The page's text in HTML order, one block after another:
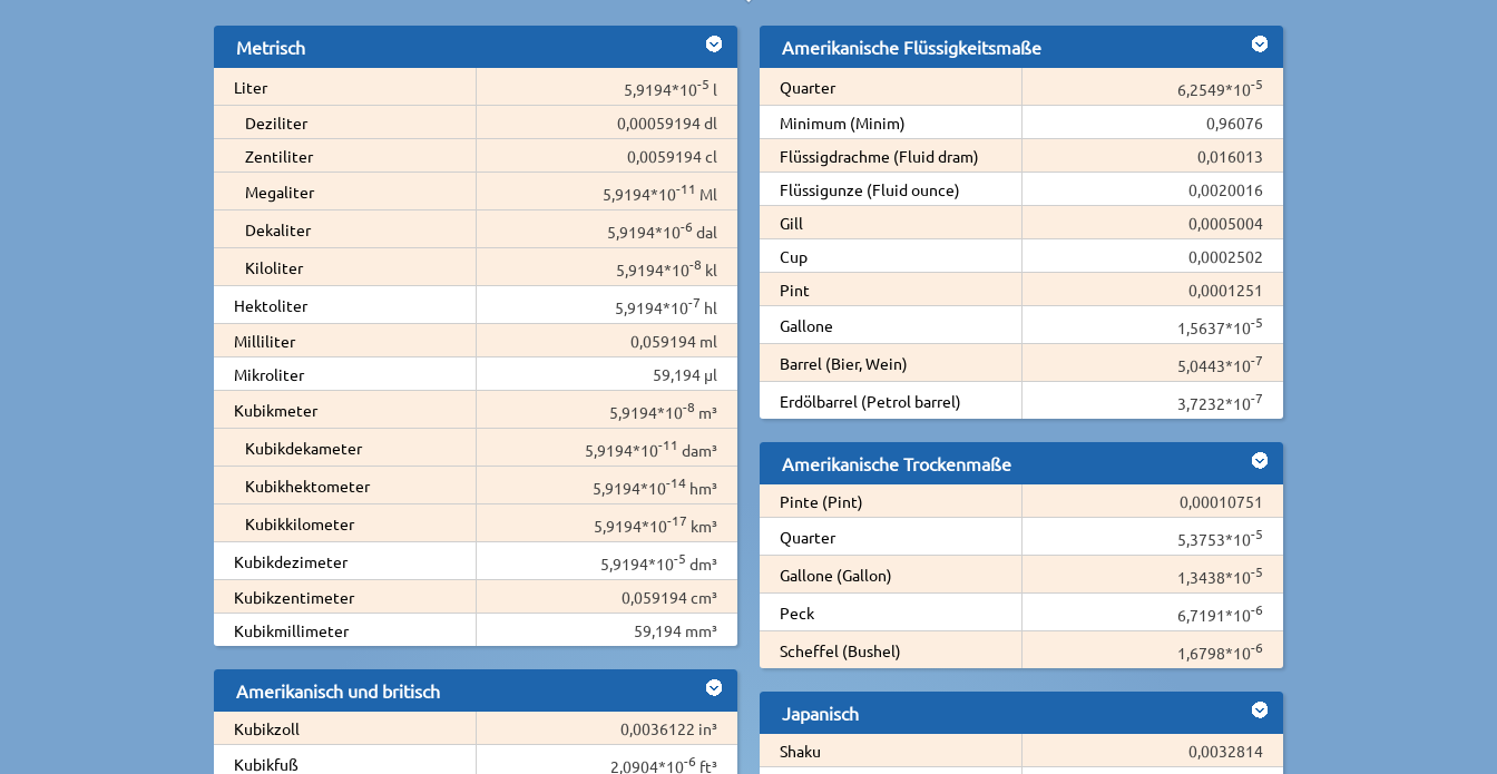
Metrisch
Liter 5,9194*10-5 l
Deziliter
0,00059194 dl
Zentiliter
0,0059194 cl
Megaliter
5,9194*10-11 Ml
Dekaliter
5,9194*10-6 dal
Kiloliter
5,9194*10-8 kl
Hektoliter
5,9194*10-7 hl
Milliliter
0,059194 ml
Mikroliter
59,194 µl
Kubikmeter
5,9194*10-8 m³
Kubikdekameter
5,9194*10-11 dam³
Kubikhektometer
5,9194*10-14 hm³
Kubikkilometer
5,9194*10-17 km³
Kubikdezimeter
5,9194*10-5 dm³
Kubikzentimeter
0,059194 cm³
Kubikmillimeter
59,194 mm³
Amerikanisch und britisch
Kubikzoll
0,0036122 in³
Kubikfuß
2,0904*10-6 ft³
Amerikanische Flüssigkeitsmaße
Quarter 6,2549*10-5
Minimum (Minim)
0,96076
Flüssigdrachme (Fluid dram)
0,016013
Flüssigunze (Fluid ounce)
0,0020016
Gill
0,0005004
Cup
0,0002502
Pint
0,0001251
Gallone
1,5637*10-5
Barrel (Bier, Wein) 5,0443*10-7
Erdölbarrel (Petrol barrel) 3,7232*10-7
Amerikanische Trockenmaße
Pinte (Pint)
0,00010751
Quarter
5,3753*10-5
Gallone (Gallon) 1,3438*10-5
Peck 6,7191*10-6
Scheffel (Bushel) 1,6798*10-6
Japanisch
Shaku
0,0032814